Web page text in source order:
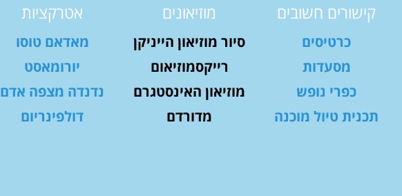
קישורים חשובים
כרטיסים
מסעדות
כפרי נופש
תכנית טיול מוכנה
מוזיאונים
סיור מוזיאון הייניקן
רייקסמוזיאום
מוזיאון האינסטגרם
מדורדם
אטרקציות
מאדאם טוסו
יורומאסט
נדנדה מצפה אדם
דולפינריום